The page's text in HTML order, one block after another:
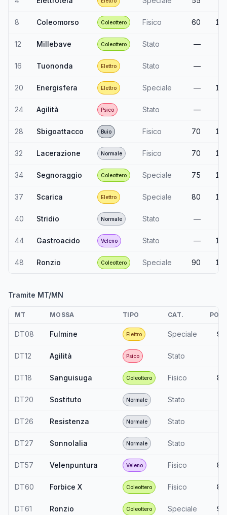
8 Coleomorso Coleottero Fisico 60
12 Millebave Coleottero Stato —
16 Tuononda Elettro Stato —
20 Energisfera Elettro Speciale —
24 Agilità Psico Stato —
28 Sbigoattacco Buio Fisico 70
32 Lacerazione Normale Fisico 70
34 Segnoraggio Coleottero Speciale 75
37 Scarica Elettro Speciale 80
40 Stridio Normale Stato —
44 Gastroacido Veleno Stato —
48 Ronzio Coleottero Speciale 90
Tramite MT/MN
MT MOSSA TIPO CAT. POT.
DT08 Fulmine Elettro Speciale 90
DT12 Agilità Psico Stato
DT18 Sanguisuga Coleottero Fisico 80
DT20 Sostituto Normale Stato
DT26 Resistenza Normale Stato
DT27 Sonnolalia Normale Stato
DT57 Velenpuntura Veleno Fisico 80
DT60 Forbice X Coleottero Fisico 80
DT61 Ronzio Coleottero Speciale 90